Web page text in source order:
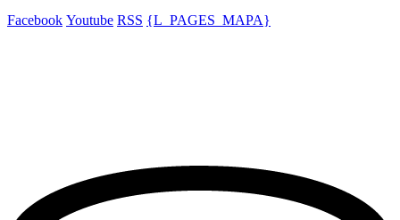
Facebook Youtube RSS {L_PAGES_MAPA}